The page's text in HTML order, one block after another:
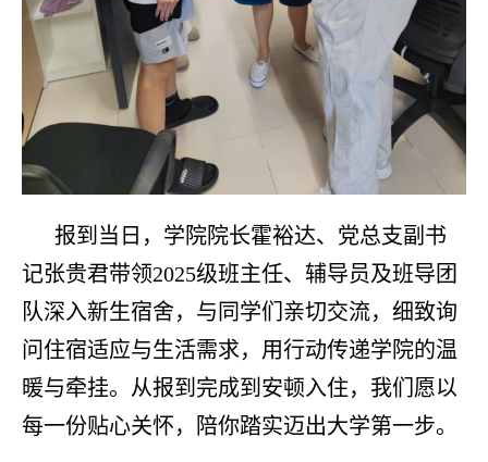
报到当日，学院院长霍裕达、党总支副书
记张贵君带领2025级班主任、辅导员及班导团
队深入新生宿舍，与同学们亲切交流，细致询
问住宿适应与生活需求，用行动传递学院的温
暖与牵挂。从报到完成到安顿入住，我们愿以
每一份贴心关怀，陪你踏实迈出大学第一步。